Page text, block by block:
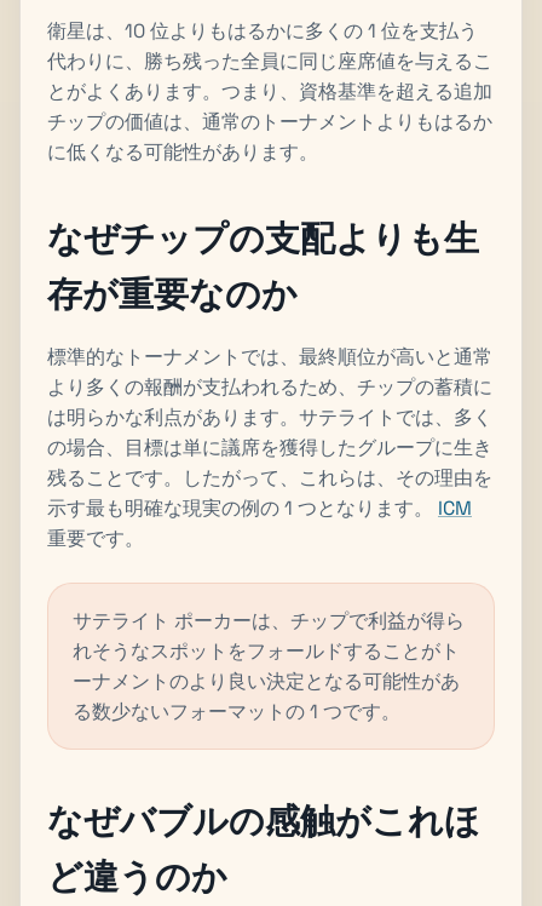
衛星は、10 位よりもはるかに多くの 1 位を支払う
代わりに、勝ち残った全員に同じ座席値を与えるこ
とがよくあります。つまり、資格基準を超える追加
チップの価値は、通常のトーナメントよりもはるか
に低くなる可能性があります。
なぜチップの支配よりも生
存が重要なのか
標準的なトーナメントでは、最終順位が高いと通常
より多くの報酬が支払われるため、チップの蓄積に
は明らかな利点があります。サテライトでは、多く
の場合、目標は単に議席を獲得したグループに生き
残ることです。したがって、これらは、その理由を
示す最も明確な現実の例の 1 つとなります。 ICM
重要です。
サテライト ポーカーは、チップで利益が得ら
れそうなスポットをフォールドすることがト
ーナメントのより良い決定となる可能性があ
る数少ないフォーマットの 1 つです。
なぜバブルの感触がこれほ
ど違うのか